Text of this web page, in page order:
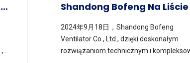
Shandong Bofeng Wygrał Przetarg Na Energooszczędne Wentylatory Górnicze (VII) Dla Zhenghe Hongkun Mining W Fujian
2024年9月18日，Shandong Bofeng
Ventilator Co., Ltd., dzięki doskonałym
rozwiązaniom technicznym i